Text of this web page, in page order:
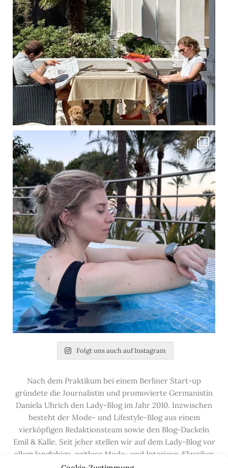
Folgt uns auch auf Instagram
Nach dem Praktikum bei einem Berliner Start-up
gründete die Journalistin und promovierte Germanistin
Daniela Uhrich den Lady-Blog im Jahr 2010. Inzwischen
besteht der Mode- und Lifestyle-Blog aus einem
vierköpfigen Redaktionsteam sowie den Blog-Dackeln
Emil & Kalle. Seit jeher stellen wir auf dem Lady-Blog vor
allem langlebige, zeitlose Mode- und Interieur-Klassiker
vor, die hochwertig verarbeitet und unter guten